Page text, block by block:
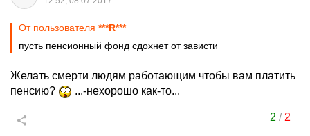
От пользователя ***R***
пусть пенсионный фонд сдохнет от зависти
Желать смерти людям работающим чтобы вам платить
пенсию?
...-нехорошо как-то...
2 / 2